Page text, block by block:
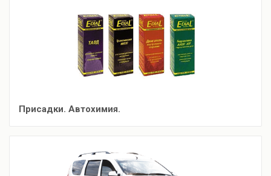
Присадки. Автохимия.